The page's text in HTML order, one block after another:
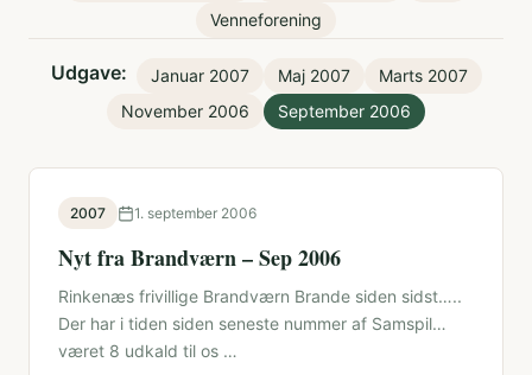
Venneforening
Udgave: Januar 2007 Maj 2007
Marts 2007
November 2006
September 2006
2007 1. september 2006
Nyt fra Brandværn – Sep 2006
Rinkenæs frivillige Brandværn Brande siden sidst…..
Der har i tiden siden seneste nummer af Samspil
været 8 udkald til os …